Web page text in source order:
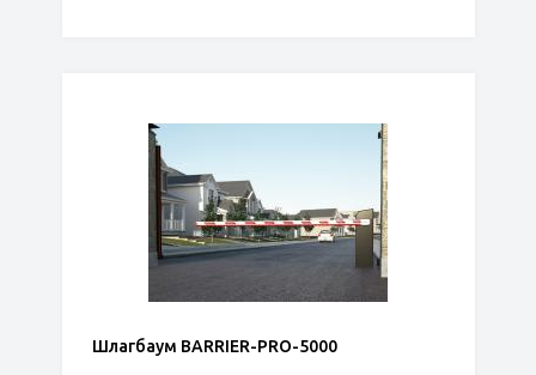
Шлагбаум BARRIER-PRO-5000